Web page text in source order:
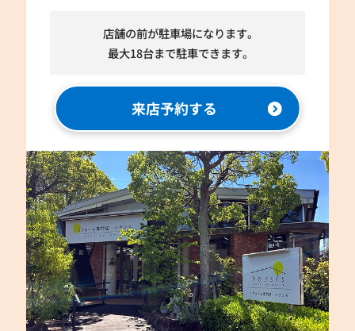
店舗の前が駐車場になります。
最大18台まで駐車できます。
来店予約する